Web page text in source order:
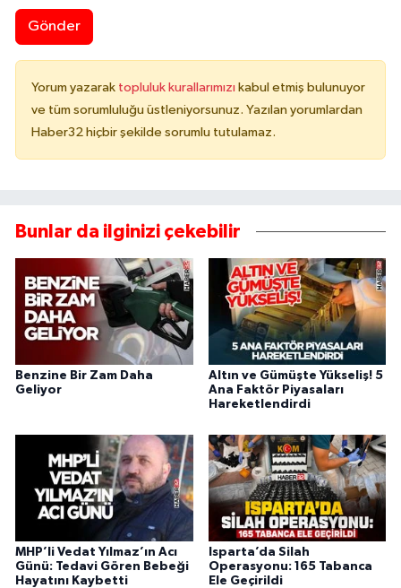
Gönder
Yorum yazarak topluluk kurallarımızı kabul etmiş bulunuyor
ve tüm sorumluluğu üstleniyorsunuz. Yazılan yorumlardan
Haber32 hiçbir şekilde sorumlu tutulamaz.
Bunlar da ilginizi çekebilir
Benzine Bir Zam Daha
Geliyor
Altın ve Gümüşte Yükseliş! 5
Ana Faktör Piyasaları
Hareketlendirdi
MHP’li Vedat Yılmaz’ın Acı
Günü: Tedavi Gören Bebeği
Hayatını Kaybetti
Isparta’da Silah
Operasyonu: 165 Tabanca
Ele Geçirildi